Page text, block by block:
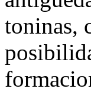
toninas,